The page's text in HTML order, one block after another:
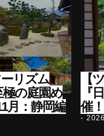
リズム
極の庭園め
月：静岡編
【
『
催
-